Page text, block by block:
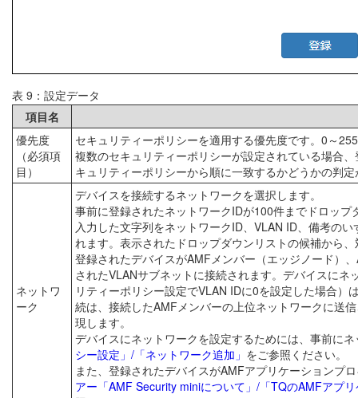
表 9：設定データ
項目名
優先度
（必須項
目）
セキュリティーポリシーを適用する優先度です。0～
複数のセキュリティーポリシーが設定されている場合
キュリティーポリシーから順に一致するかどうかの判
ネットワ
ーク
デバイスを接続するネットワークを選択します。
事前に登録されたネットワークIDが100件までドロッ
入力した文字列をネットワークID、VLAN ID、備考の
れます。表示されたドロップダウンリストの候補から
登録されたデバイスがAMFメンバー（エッジノード）
されたVLANサブネットに接続されます。デバイスに
リティーポリシー設定でVLAN IDに0を設定した場合
続は、接続したAMFメンバーの上位ネットワークに送
現します。
デバイスにネットワークを設定するためには、事前に
シー設定」/「ネットワーク追加」 をご参照ください。
また、登録されたデバイスがAMFアプリケーションプ
アー「AMF Security miniについて」/「TQのAMFアプ